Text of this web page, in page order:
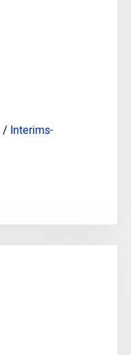
/ Interims-